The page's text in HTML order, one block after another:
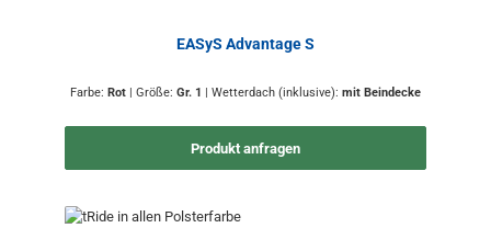
EASyS Advantage S
Farbe: Rot | Größe: Gr. 1 | Wetterdach (inklusive): mit Beindecke
Produkt anfragen